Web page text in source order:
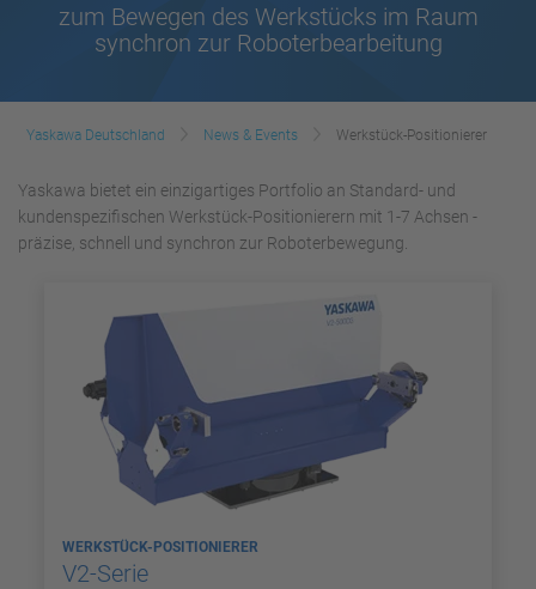
zum Bewegen des Werkstücks im Raum
synchron zur Roboterbearbeitung
Yaskawa Deutschland News & Events Werkstück-Positionierer
Yaskawa bietet ein einzigartiges Portfolio an Standard- und
kundenspezifischen Werkstück-Positionierern mit 1-7 Achsen -
präzise, schnell und synchron zur Roboterbewegung.
WERKSTÜCK-POSITIONIERER
V2-Serie